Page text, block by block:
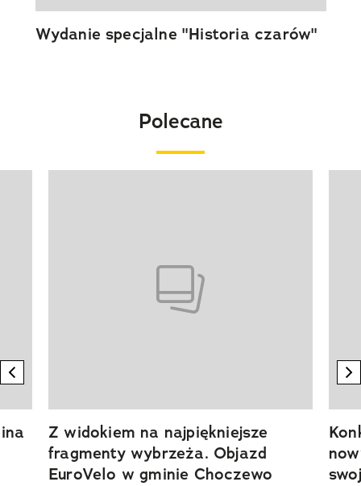
Wydanie specjalne "Historia czarów"
Polecane
previous element
Z widokiem na najpiękniejsze
fragmenty wybrzeża. Objazd
EuroVelo w gminie Choczewo